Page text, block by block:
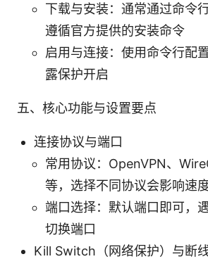
下载与安装：通常通过命令
遵循官方提供的安装命令
启用与连接：使用命令行配
露保护开启
五、核心功能与设置要点
连接协议与端口
常用协议：OpenVPN、
等，选择不同协议会影响速
端口选择：默认端口即可，
切换端口
Kill Switch（网络保护）与断